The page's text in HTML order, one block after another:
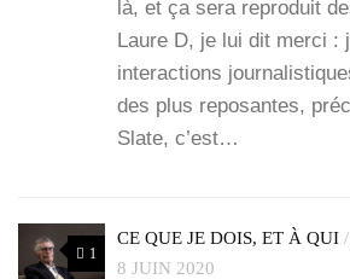
là, et ça sera repro­duit
Laure D, je lui dit mer­ci :
inter­ac­tions
des plus repo­santes,
Slate, c’est…
1
CE QUE JE DOIS, ET À QUI /
8 JUIN 2020